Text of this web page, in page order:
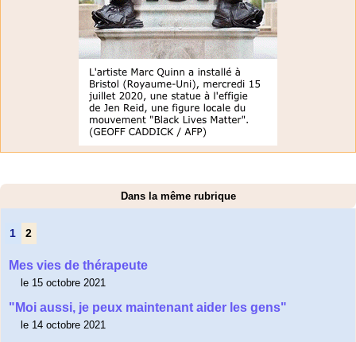
Dans la même rubrique
1 2
Mes vies de thérapeute
le 15 octobre 2021
"Moi aussi, je peux maintenant aider les gens"
le 14 octobre 2021